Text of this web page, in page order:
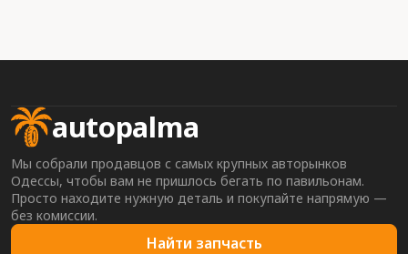
autopalma
Мы собрали продавцов с самых крупных авторынков
Одессы, чтобы вам не пришлось бегать по павильонам.
Просто находите нужную деталь и покупайте напрямую —
без комиссии.
Найти запчасть